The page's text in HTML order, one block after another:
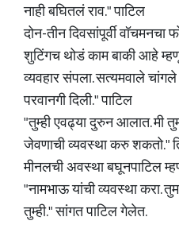
नाही बघितलं राव." पाटिल
दोन-तीन दिवसांपूर्वी
शुटिंगच थोडं काम बाकी आहे
व्यवहार संपला. सत्यमवाले चांगले
परवानगी दिली." पाटिल
"तुम्ही एवढ्या दुरुन आलात. मी
जेवणाची व्यवस्था करु शकतो."
मीनलची अवस्था बघूनपाटिल
"नामभाऊ यांची व्यवस्था करा.
तुम्ही." सांगत पाटिल गेलेत.